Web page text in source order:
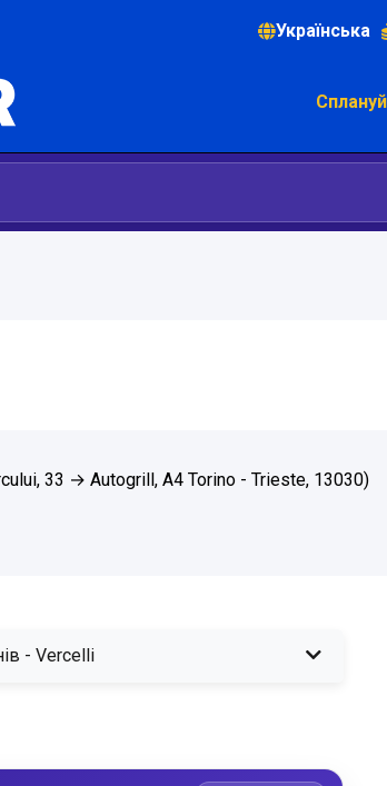
Українська
33 → Autogrill, A4 Torino - Trieste, 13030)
- Vercelli